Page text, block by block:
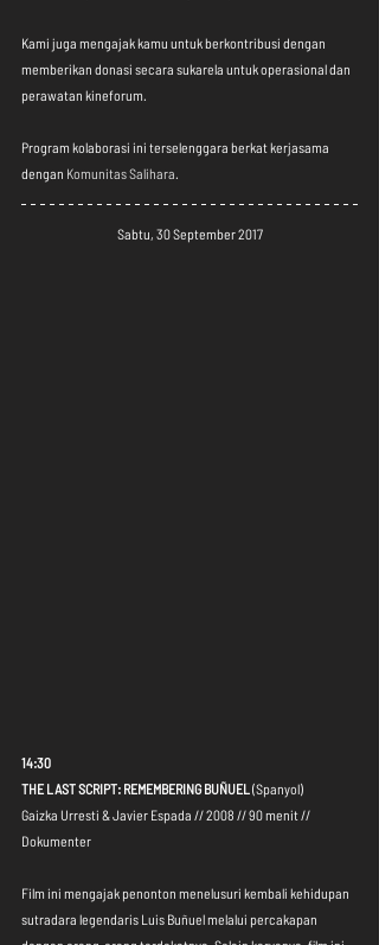
Kami juga mengajak kamu untuk berkontribusi dengan
memberikan donasi secara sukarela untuk operasional dan
perawatan kineforum.
Program kolaborasi ini terselenggara berkat kerjasama
dengan Komunitas Salihara
Sabtu, 30 September 2017
14:30
THE LAST SCRIPT: REMEMBERING BUÑUEL (Spanyol)
Gaizka Urresti & Javier Espada // 2008 // 90 menit //
Dokumenter
Film ini mengajak penonton menelusuri kembali kehidupan
sutradara legendaris Luis Buñuel melalui percakapan